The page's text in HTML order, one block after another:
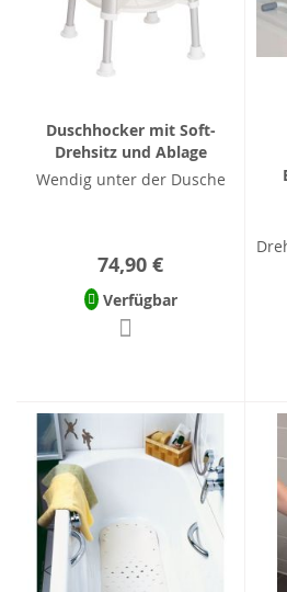
Duschhocker mit Soft-
Drehsitz und Ablage
Wendig unter der Dusche
74,90 €
Verfügbar